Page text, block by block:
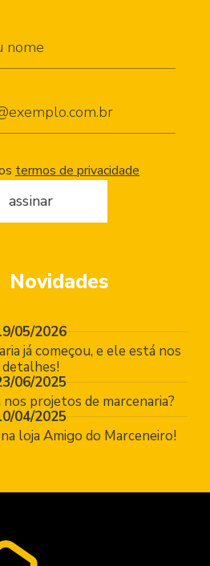
Novidades
05/2026
já começou, e ele está nos
detalhes!
06/2025
projetos de marcenaria?
04/2025
loja Amigo do Marceneiro!
termos de privacidade
assinar